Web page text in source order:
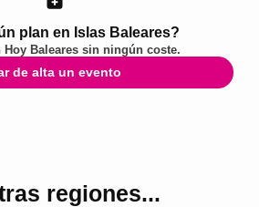
plan en Islas Baleares?
Hoy Balearessin ningún coste.
de alta un evento
regiones...